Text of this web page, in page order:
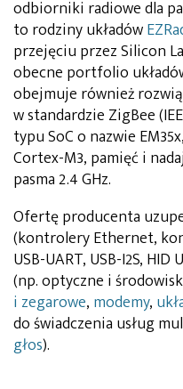
odbiorniki radiowe dla
to rodziny układów
przejęciu przez Silicon
obecne portfolio
obejmuje również
w standardzie ZigBee
typu SoC o nazwie
Cortex-M3, pamięć i
pasma 2.4 GHz.
Ofertę producenta
(kontrolery Ethernet,
USB-UART, USB-I2S, HID
(np. optyczne i
i zegarowe, modemy,
do świadczenia usług
głos).